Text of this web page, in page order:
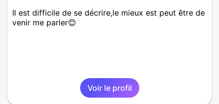
Il est difficile de se décrire,le mieux est peut être de
venir me parler😊
Voir le profil